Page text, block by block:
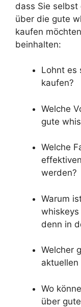
dass Sie selbst
über die gute
kaufen
beinhalten:
Lohnt es
kaufen?
Welche
gute
Welche
werden?
Warum
denn in
Welcher
aktuellen
Wo
über